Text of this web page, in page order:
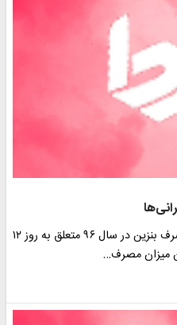
آمار نشان می دهد بالاترین میزان مصرف بنزین در سال ۹۶ متعلق به روز ۱۲